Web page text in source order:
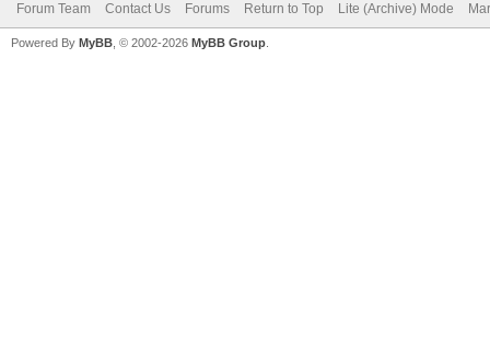
Forum Team Contact Us Forums Return to Top Lite (Archive) Mode
Powered By MyBB , © 2002-2026 MyBB Group